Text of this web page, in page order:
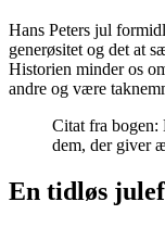
Hans Peters jul
generøsitet og det at
Historien minder os
andre og være
Citat fra bogen:
dem, der giver
En tidløs